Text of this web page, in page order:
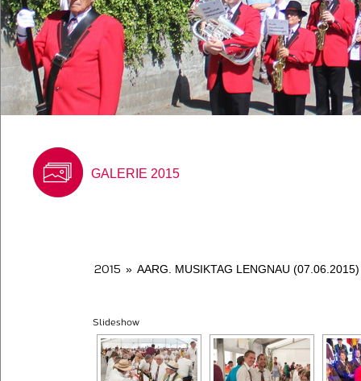
GALERIE 2015
2015 » AARG. MUSIKTAG LENGNAU (07.06.2015)
Slideshow